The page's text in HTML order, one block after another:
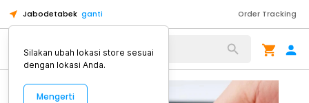
Jabodetabek ganti Order Tracking
Alat Kopi
Silakan ubah lokasi store sesuai
dengan lokasi Anda.
Mengerti